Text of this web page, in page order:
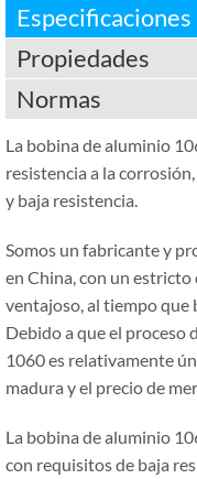
Especificaciones
Propiedades
Normas
La bobina de aluminio
resistencia a la
y baja resistencia.
Somos un fabricante y
en China, con un
ventajoso, al tiempo que
Debido a que el proceso
1060 es relativamente
madura y el precio de
La bobina de aluminio
con requisitos de baja